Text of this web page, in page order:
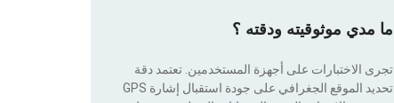
ما مدي موثوقيته ودقته ؟
تجرى الاختبارات على أجهزة المستخدمين. تعتمد دقة
تحديد الموقع الجغرافي على جودة استقبال إشارة GPS